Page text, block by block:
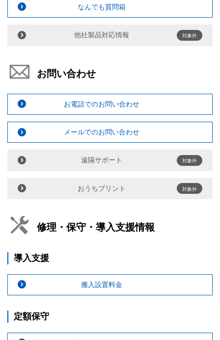
なんでも質問箱
他社製品対応情報 対象外
お問い合わせ
お電話でのお問い合わせ
メールでのお問い合わせ
遠隔サポート 対象外
おうちプリント 対象外
修理・保守・導入支援情報
導入支援
搬入設置料金
定額保守